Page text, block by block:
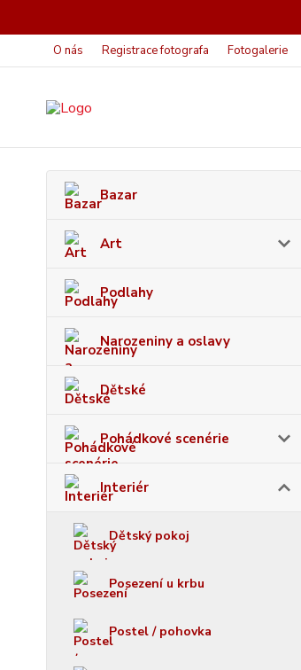
O nás Registrace fotografa Fotogalerie
Bazar
Art
Podlahy
Narozeniny a oslavy
Dětské
Pohádkové scenérie
Interiér
Dětský pokoj
Posezení u krbu
Postel / pohovka